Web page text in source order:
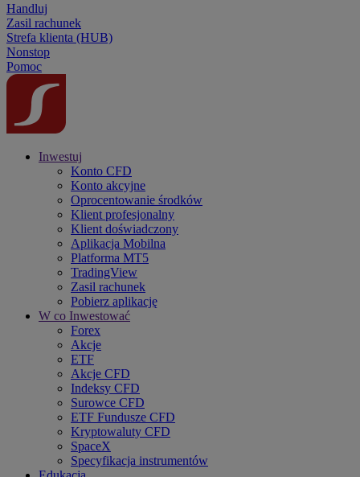
Handluj
Zasil rachunek
Strefa klienta (HUB)
Nonstop
Pomoc
Inwestuj
Konto CFD
Konto akcyjne
Oprocentowanie środków
Klient profesjonalny
Klient doświadczony
Aplikacja Mobilna
Platforma MT5
TradingView
Zasil rachunek
Pobierz aplikację
W co Inwestować
Forex
Akcje
ETF
Akcje CFD
Indeksy CFD
Surowce CFD
ETF Fundusze CFD
Kryptowaluty CFD
SpaceX
Specyfikacja instrumentów